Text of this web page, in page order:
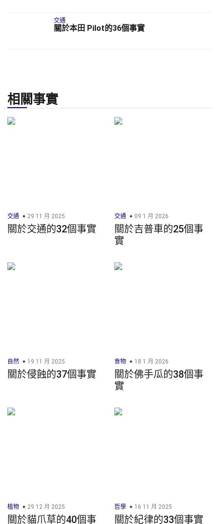
交通
關於本田 Pilot的36個事實
相關事實
交通 29 11 月 2025
關於交通的32個事實
交通 09 1 月 2026
關於吉普車的25個事
實
自然 19 11 月 2025
關於侵蝕的37個事實
食物 18 1 月 2026
關於佛手瓜的38個事
實
植物 29 12 月 2025
關於貓爪草的40個事
哲學 16 11 月 2025
關於紀律的33個事實